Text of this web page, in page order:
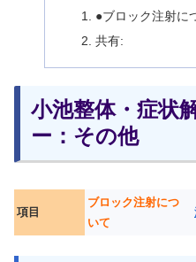
●ブロック注射に
共有:
小池整体・症状
ー：その他
項目
ブロック注射につ
いて